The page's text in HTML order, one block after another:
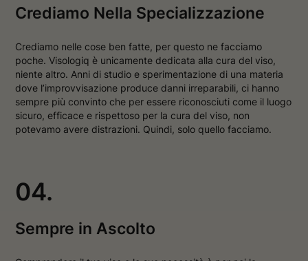
Crediamo Nella Specializzazione
Crediamo nelle cose ben fatte, per questo ne facciamo
poche. Visologiq è unicamente dedicata alla cura del viso,
niente altro. Anni di studio e sperimentazione di una materia
dove l’improvvisazione produce danni irreparabili, ci hanno
sempre più convinto che per essere riconosciuti come il luogo
sicuro, efficace e rispettoso per la cura del viso, non
potevamo avere distrazioni. Quindi, solo quello facciamo.
04.
Sempre in Ascolto